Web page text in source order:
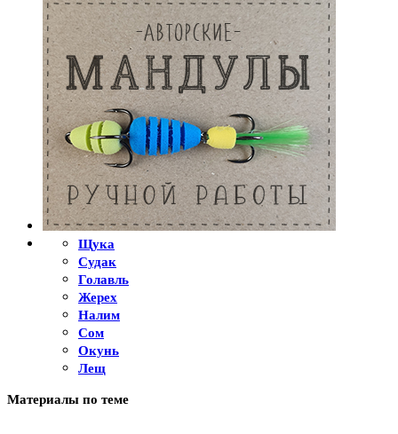
Щука
Судак
Голавль
Жерех
Налим
Сом
Окунь
Лещ
Материалы по теме